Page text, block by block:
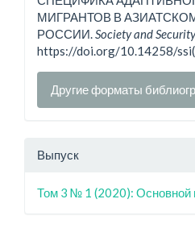
МИГРАНТОВ В
РОССИИ.Society and
https://doi.org/10.14258/
Другие форматы
Выпуск
Том 3 № 1 (2020): Основной